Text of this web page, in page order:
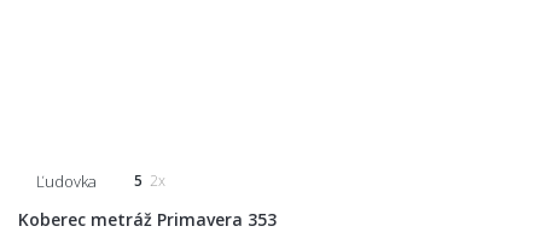
Ľudovka 5 2x
Koberec metráž Primavera 353